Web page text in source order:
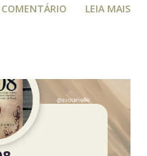
: respeito ao espaço
2. Organize
Facilita o controle da
para todos. 3.
mal-entendidos e
LEIA MAIS